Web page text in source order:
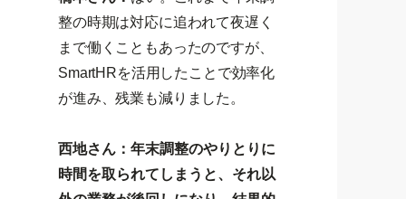
整の時期は対応に追われて夜遅く
まで働くこともあったのですが、
SmartHRを活用したことで効率化
が進み、残業も減りました。
西地さん：年末調整のやりとりに
時間を取られてしまうと、それ以